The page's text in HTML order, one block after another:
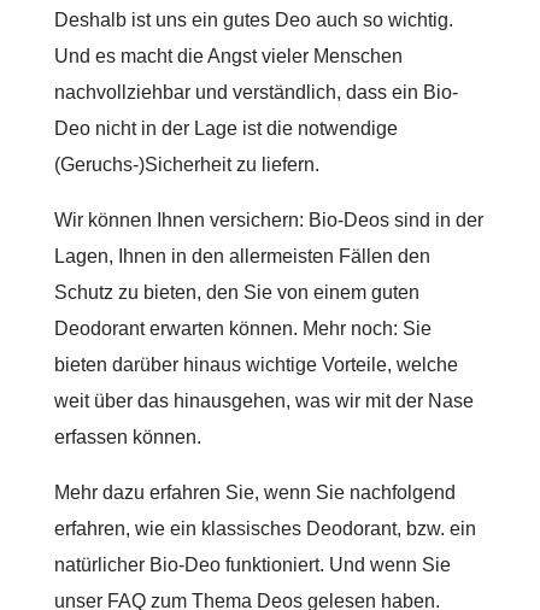
Deshalb ist uns ein gutes Deo auch so wichtig.
Und es macht die Angst vieler Menschen
nachvollziehbar und verständlich, dass ein Bio-
Deo nicht in der Lage ist die notwendige
(Geruchs-)Sicherheit zu liefern.
Wir können Ihnen versichern: Bio-Deos sind in der
Lagen, Ihnen in den allermeisten Fällen den
Schutz zu bieten, den Sie von einem guten
Deodorant erwarten können. Mehr noch: Sie
bieten darüber hinaus wichtige Vorteile, welche
weit über das hinausgehen, was wir mit der Nase
erfassen können.
Mehr dazu erfahren Sie, wenn Sie nachfolgend
erfahren, wie ein klassisches Deodorant, bzw. ein
natürlicher Bio-Deo funktioniert. Und wenn Sie
unser FAQ zum Thema Deos gelesen haben.